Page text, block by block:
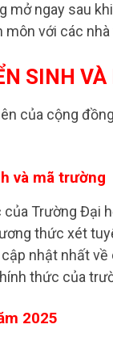
mở ngay sau
với các
SINH
của cộng
và mã trường
Trường Đại
thức xét
nhật nhất
thức của
2025